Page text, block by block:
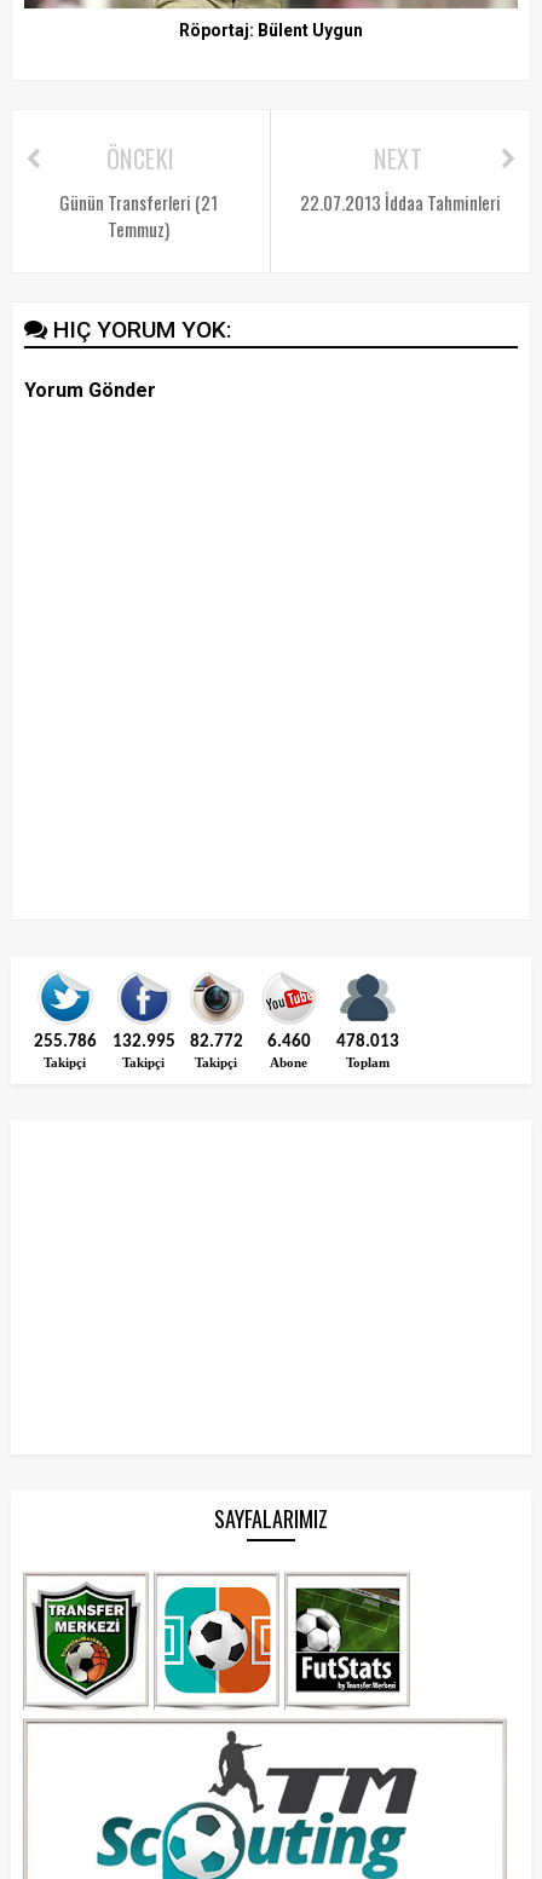
Röportaj: Bülent Uygun
NEXT
22.07.2013 İddaa Tahminleri
ÖNCEKI
Günün Transferleri (21
Temmuz)
HIÇ YORUM YOK:
Yorum Gönder
255.786
Takipçi
132.995
Takipçi
82.772
Takipçi
6.460
Abone
478.013
Toplam
SAYFALARIMIZ